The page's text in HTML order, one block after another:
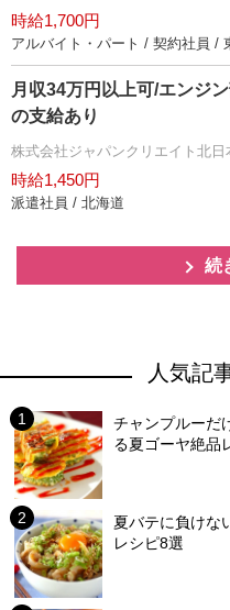
時給1,700円
アルバイト・パート / 契約社員 /
月収34万円以上可/エンジ
の支給あり
株式会社ジャパンクリエイト北日
時給1,450円
派遣社員 / 北海道
続
人気記
チャンプルーだ
る夏ゴーヤ絶品
夏バテに負けな
レシピ8選